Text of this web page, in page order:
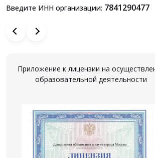
Введите ИНН организации: 7841290477
Приложение к лицензии на
образовательной деятельности